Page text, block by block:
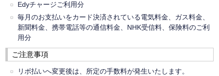
Edyチャージご利用分
毎月のお支払いをカード決済されている電気料金、ガス料金、
新聞料金、携帯電話等の通信料金、NHK受信料、保険料のご利
用分
ご注意事項
リボ払いへ変更後は、所定の手数料が発生いたします。